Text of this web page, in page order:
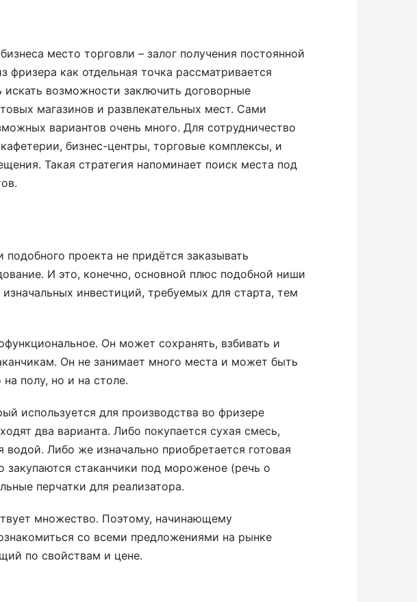
место торговли – залог получения постоянной
как отдельная точка рассматривается
возможности заключить договорные
магазинов и развлекательных мест. Сами
вариантов очень много. Для сотрудничество
бизнес-центры, торговые комплексы, и
Такая стратегия напоминает поиск места под
проекта не придётся заказывать
И это, конечно, основной плюс подобной ниши
инвестиций, требуемых для старта, тем
Он может сохранять, взбивать и
Он не занимает много места и может быть
полу, но и на столе.
используется для производства во фризере
два варианта. Либо покупается сухая смесь,
водой. Либо же изначально приобретается готовая
закупаются стаканчики под мороженое (речь о
перчатки для реализатора.
множество. Поэтому, начинающему
со всеми предложениями на рынке
по свойствам и цене.